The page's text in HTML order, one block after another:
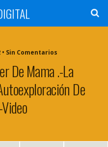
• Sin Comentarios
De Mama .-La
De